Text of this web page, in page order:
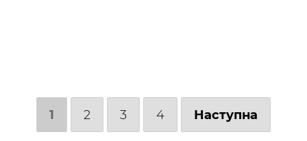
1 2 3 4 Наступна